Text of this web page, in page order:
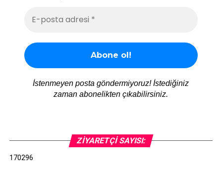
İstenmeyen posta göndermiyoruz! İstediğiniz
zaman abonelikten çıkabilirsiniz.
ZIYARETÇI SAYISI:
170296